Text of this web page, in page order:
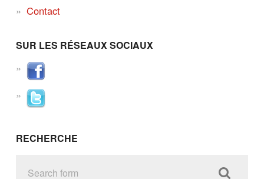
Contact
SUR LES RÉSEAUX SOCIAUX
RECHERCHE